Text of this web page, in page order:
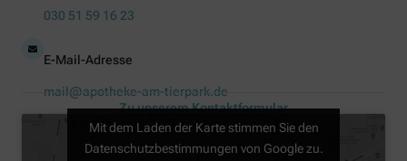
030 51 59 16 23
E-Mail-Adresse
mail@apotheke-am-tierpark.de
Zu unserem Kontaktformular
Mit dem Laden der Karte stimmen Sie den
Datenschutzbestimmungen von Google zu.